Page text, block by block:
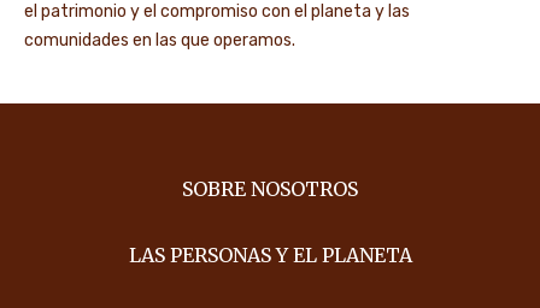
el patrimonio y el compromiso con el planeta y las
comunidades en las que operamos.
SOBRE NOSOTROS
LAS PERSONAS Y EL PLANETA